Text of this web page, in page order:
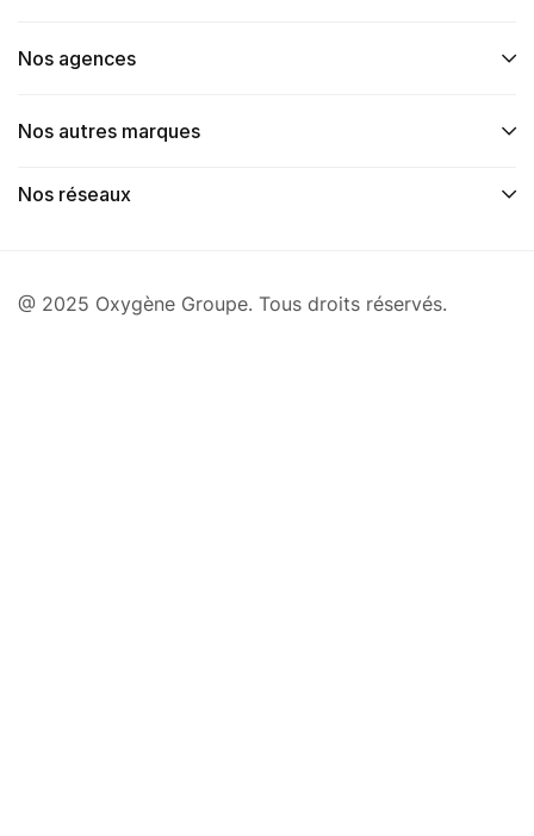
Nos agences
Nos autres marques
Nos réseaux
@ 2025 Oxygène Groupe. Tous droits réservés.